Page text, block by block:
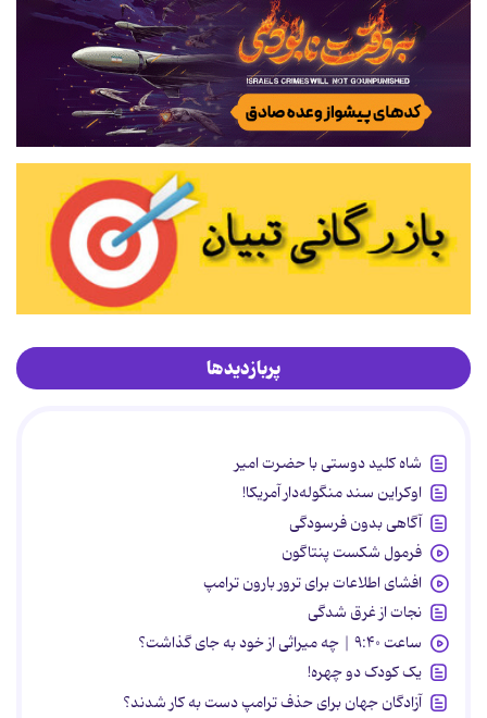
پربازدیدها
شاه کلید دوستی با حضرت امیر
اوکراین سند منگوله‌دار آمریکا!
آگاهی بدون فرسودگی
فرمول شکست پنتاگون
افشای اطلاعات برای ترور بارون ترامپ
نجات از غرق شدگی
ساعت ۹:۴۰ | چه میراثی از خود به جای گذاشت؟
یک کودک دو چهره!
آزادگان جهان برای حذف ترامپ دست به کار شدند؟